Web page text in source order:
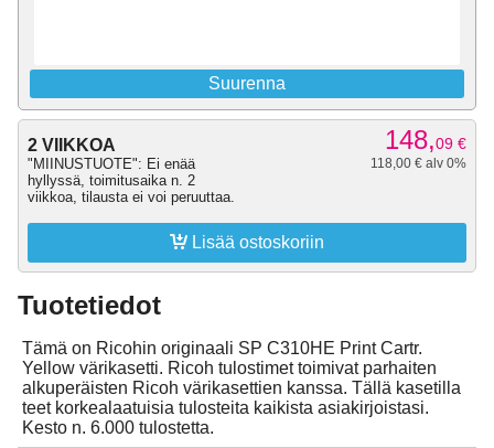
Suurenna
2 VIIKKOA
"MIINUSTUOTE": Ei enää
hyllyssä, toimitusaika n. 2
viikkoa, tilausta ei voi peruuttaa.
148,09 €
118,00 € alv 0%
 Lisää ostoskoriin
Tuotetiedot
Tämä on Ricohin originaali SP C310HE Print Cartr.
Yellow värikasetti. Ricoh tulostimet toimivat parhaiten
alkuperäisten Ricoh värikasettien kanssa. Tällä kasetilla
teet korkealaatuisia tulosteita kaikista asiakirjoistasi.
Kesto n. 6.000 tulostetta.